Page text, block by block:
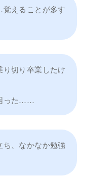
えることが多す
切り卒業したけ
った……
、なかなか勉強